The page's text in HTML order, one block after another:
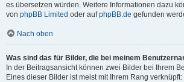
es übersetzen würden. Weitere Informationen dazu
von phpBB Limited oder aufphpBB.de gefunden
Nach oben
Was sind das für Bilder, die bei meinem
In der Beitragsansicht können zwei Bilder bei Ihrem
Eines dieser Bilder ist meist mit Ihrem Rang